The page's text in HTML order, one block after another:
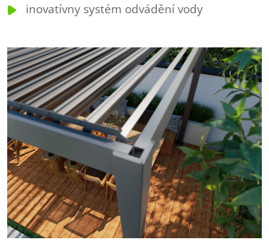
inovatívny systém odvádění vody